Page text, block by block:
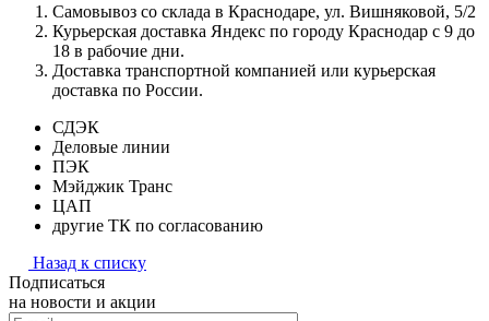
Самовывоз со склада в Краснодаре, ул. Вишняковой, 5/2
Курьерская доставка Яндекс по городу Краснодар с 9 до
18 в рабочие дни.
Доставка транспортной компанией или курьерская
доставка по России.
СДЭК
Деловые линии
ПЭК
Мэйджик Транс
ЦАП
другие ТК по согласованию
Назад к списку
Подписаться
на новости и акции